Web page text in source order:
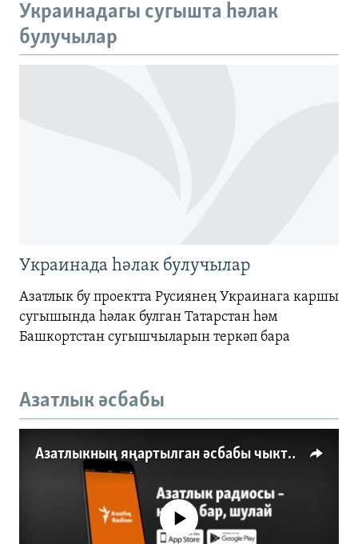
720p
Украинадагы сугышта һәлак
булучылар
Украинада һәлак булучылар
Азатлык бу проектта Русиянең Украинага каршы
сугышында һәлак булган Татарстан һәм
Башкортстан сугышчыларын теркәп бара
Азатлык әсбабы
Азатлыкның яңартылган әсбабы чыкты
No media source currently available